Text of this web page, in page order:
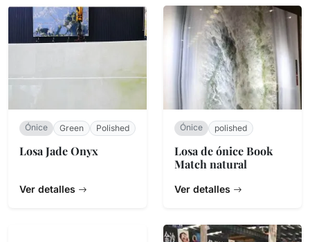
Ónice Green Polished
Losa Jade Onyx
Ver detalles
Ónice polished
Losa de ónice Book
Match natural
Ver detalles